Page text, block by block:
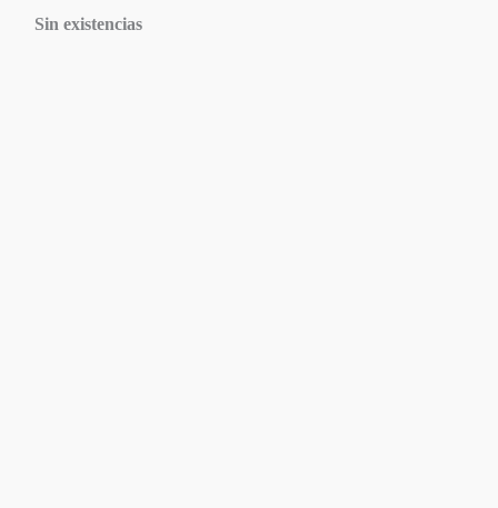
Sin existencias